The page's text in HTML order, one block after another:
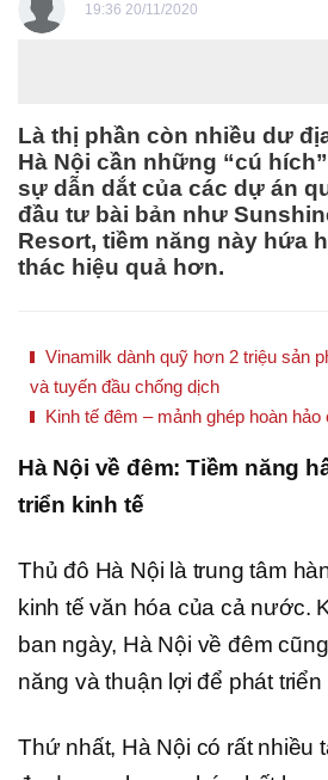
19:36 20/11/2020
Là thị phần còn nhiều dư
Hà Nội cần những “cú
sự dẫn dắt của các dự án
đầu tư bài bản như
Resort, tiềm năng này hứa
thác hiệu quả hơn.
Vinamilk dành quỹ hơn 2 triệu sản
và tuyến đầu chống dịch
Kinh tế đêm – mảnh ghép hoàn
Hà Nội về đêm: Tiềm năng
triển kinh tế
Thủ đô Hà Nội là trung tâm
kinh tế văn hóa của cả nước.
ban ngày, Hà Nội về đêm
năng và thuận lợi để phát triển
Thứ nhất, Hà Nội có rất nhiều